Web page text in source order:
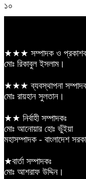
১০
★★★ সম্পাদক ও
মোঃ রিকাবুল ইসলাম।
★★★ ব্যবস্থাপনা
মোঃ রায়হান সুলতান।
★★ নির্বাহী সম্পাদকঃ
মোঃ আনোয়ার হোঃ ভুঁইয়া
মহাসম্পাদক - বাংলাদেশ
★বার্তা সম্পাদকঃ
মোঃ আশরাফ উদ্দিন।